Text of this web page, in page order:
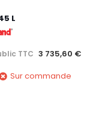
L
TTC 3 735,60 €
Sur commande